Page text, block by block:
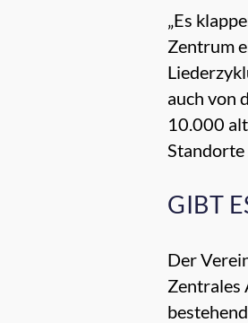
„Es
Zentrum
auch von
10.000
Standorte
GIBT
Der
Zentrales